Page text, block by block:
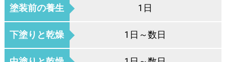
塗装前の養生 1日
下塗りと乾燥 1日～数日